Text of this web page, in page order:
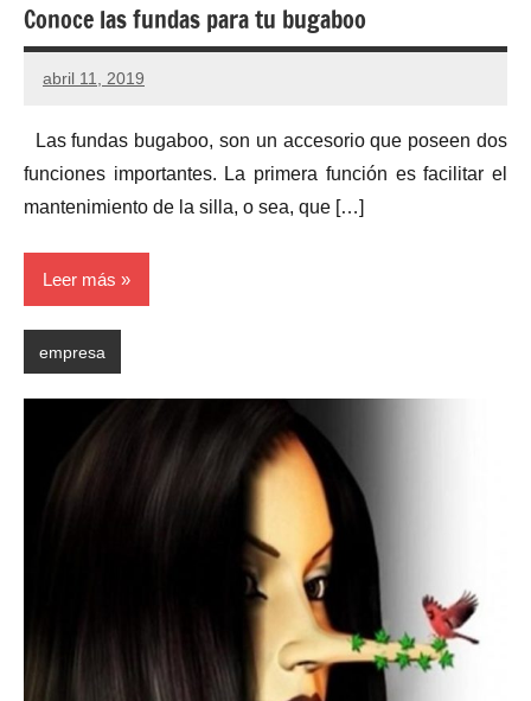
Conoce las fundas para tu bugaboo
abril 11, 2019
Las fundas bugaboo, son un accesorio que poseen dos
funciones importantes. La primera función es facilitar el
mantenimiento de la silla, o sea, que […]
Leer más
empresa